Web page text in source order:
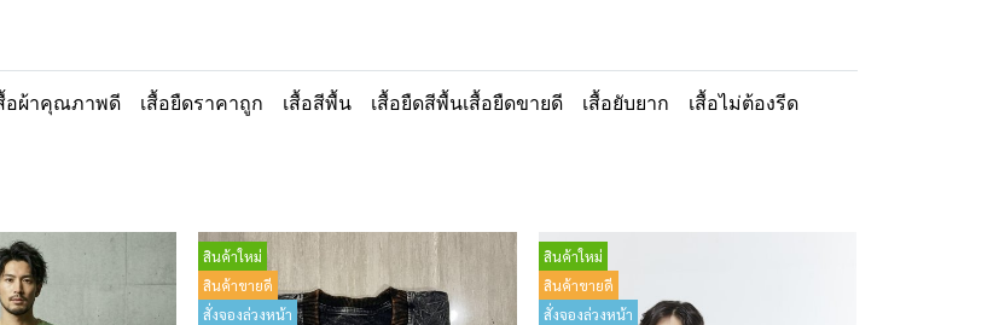
อผ้าคุณภาพดี เสื้อยืดราคาถูก เสื้อสีพื้น เสื้อยืดสีพื้นเสื้อยืดขายดี เสื้อยับยาก
เสื้อไม่ต้องรีด
สินค้าใหม่
สินค้าขายดี
สั่งจองล่วงหน้า
สินค้าใหม่
สินค้าขายดี
สั่งจองล่วงหน้า